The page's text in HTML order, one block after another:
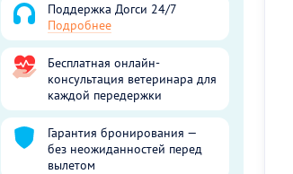
Поддержка Догси 24/7
Подробнее
Бесплатная онлайн-
консультация ветеринара для
каждой передержки
Гарантия бронирования —
без неожиданностей перед
вылетом